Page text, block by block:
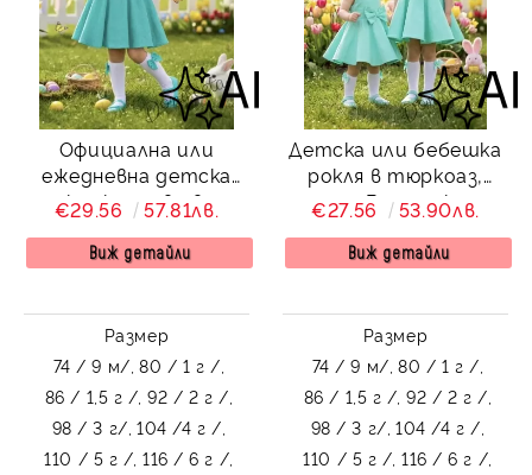
Официална или
ежедневна детска
рокля клош в цвят
тюркоаз Вилина с
бели 3D пеперудки
€29.56 57.81лв.
Виж детайли
Размер
74 / 9 м/, 80 / 1 г /,
86 / 1,5 г /, 92 / 2 г /,
98 / 3 г/, 104 /4 г /,
110 / 5 г /, 116 / 6 г /,
Детска или бебешка
рокля в тюркоаз,
мента Вилина клош
€27.56 53.90лв.
Виж детайли
Размер
74 / 9 м/, 80 / 1 г /,
86 / 1,5 г /, 92 / 2 г /,
98 / 3 г/, 104 /4 г /,
110 / 5 г /, 116 / 6 г /,